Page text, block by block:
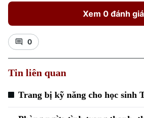
Xu hướng
Xem 0 đánh giá
0
Tin liên quan
Trang bị kỹ năng cho học sinh